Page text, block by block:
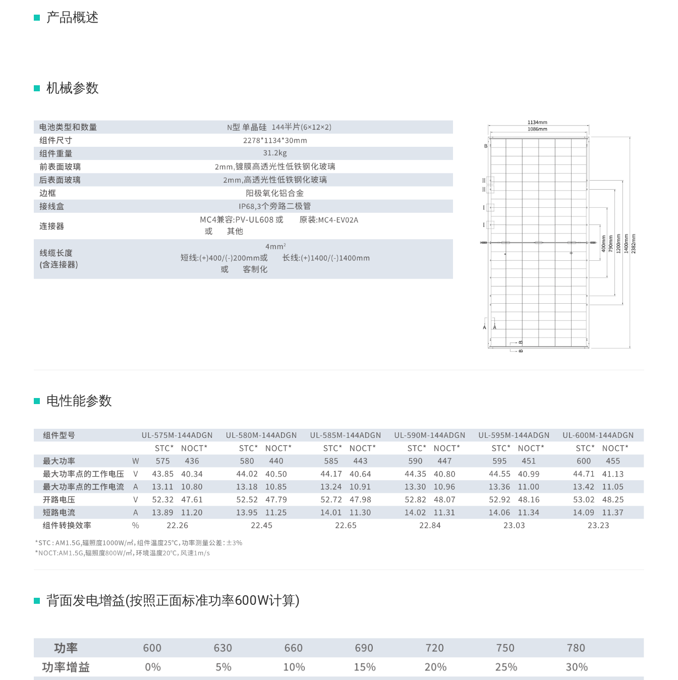
产品概述
机械参数
电性能参数
背面发电增益(按照正面标准功率600W计算)